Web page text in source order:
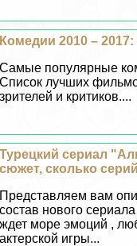
Комедии 2010 –
Самые популярные
Список лучших
зрителей и критиков....
Турецкий сериал
сюжет, сколько серий
Представляем вам
состав нового
ждет море эмоций ,
актерской игры...